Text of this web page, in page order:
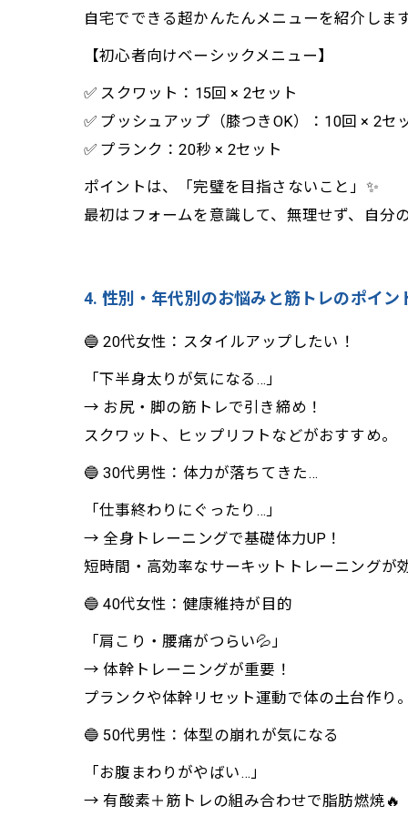
自宅でできる超かんたんメニューを紹介します
【初心者向けベーシックメニュー】
✅ スクワット：15回 × 2セット
✅ プッシュアップ（膝つきOK）：10回 × 2セ
✅ プランク：20秒 × 2セット
ポイントは、「完璧を目指さないこと」✨
最初はフォームを意識して、無理せず、自分
4. 性別・年代別のお悩みと筋トレのポイン
🔵 20代女性：スタイルアップしたい！
「下半身太りが気になる…」
→ お尻・脚の筋トレで引き締め！
スクワット、ヒップリフトなどがおすすめ。
🔵 30代男性：体力が落ちてきた…
「仕事終わりにぐったり…」
→ 全身トレーニングで基礎体力UP！
短時間・高効率なサーキットトレーニングが
🔵 40代女性：健康維持が目的
「肩こり・腰痛がつらい💦」
→ 体幹トレーニングが重要！
プランクや体幹リセット運動で体の土台作り。
🔵 50代男性：体型の崩れが気になる
「お腹まわりがやばい…」
→ 有酸素＋筋トレの組み合わせで脂肪燃焼🔥